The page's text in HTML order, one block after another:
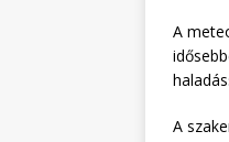
A
A